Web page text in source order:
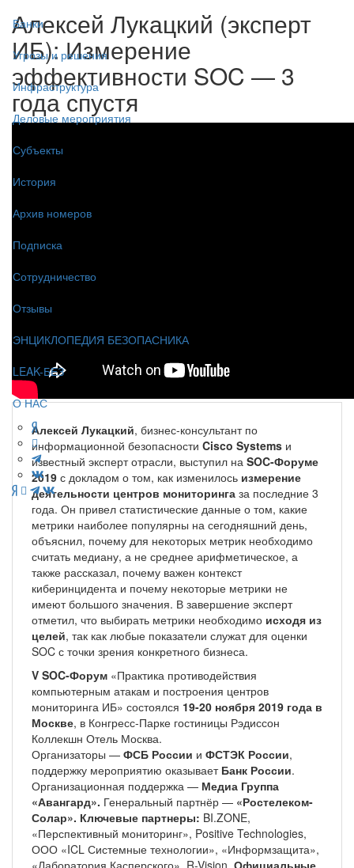
Банки
Угрозы и решения
Инфраструктура
Деловые мероприятия
Субъекты
История
Архив номеров
Подписка
Сотрудничество
Отзывы
ЭНЦИКЛОПЕДИЯ БЕЗОПАСНИКА
LEAK-БЕЗ
О НАС
Алексей Лукацкий (эксперт
ИБ): Измерение
эффективности SOC — 3
года спустя
Алексей Лукацкий, бизнес-консультант по
информационной безопасности Cisco Systems и
известный эксперт отрасли, выступил на SOC-Форуме
2019 с докладом о том, как изменилось измерение
деятельности центров мониторинга за последние 3
года. Он привел статистические данные о том, какие
метрики наиболее популярны на сегодняшний день,
объяснил, почему для некоторых метрик необходимо
считать медиану, а не среднее арифметическое, а
также рассказал, почему важен контекст
киберинцидента и почему некоторые метрики не
имеют большого значения. В завершение эксперт
отметил, что выбирать метрики необходимо исходя из
целей, так как любые показатели служат для оценки
SOC с точки зрения конкретного бизнеса.
V SOC-Форум «Практика противодействия
компьютерным атакам и построения центров
мониторинга ИБ» состоялся 19-20 ноября 2019 года в
Москве, в Конгресс-Парке гостиницы Рэдиссон
Коллекшн Отель Москва.
Организаторы — ФСБ России и ФСТЭК России,
поддержку мероприятию оказывает Банк России.
Организационная поддержка — Медиа Группа
«Авангард». Генеральный партнёр — «Ростелеком-
Солар». Ключевые партнеры: BI.ZONE,
«Перспективный мониторинг», Positive Technologies,
ООО «ICL Системные технологии», «Информзащита»,
«Лаборатория Касперского», R-Vision. Официальные